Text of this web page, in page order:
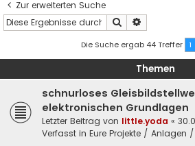
Zur erweiterten Suche
Suche
Die Suche ergab 44 Treffer 1
Themen
schnurloses
elektronischen Grundlagen
Letzter Beitrag von little.yoda «
Verfasst in Eure Projekte / Anlagen